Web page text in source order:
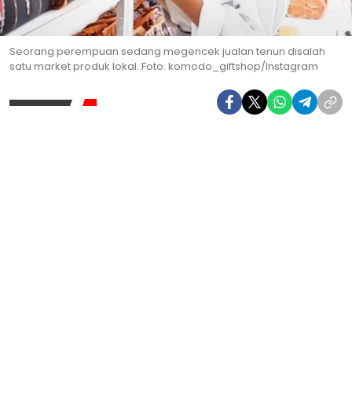
Seorang perempuan sedang megencek jualan tenun disalah
satu market produk lokal. Foto: komodo_giftshop/Instagram